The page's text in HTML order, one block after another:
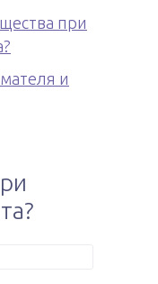
при
и